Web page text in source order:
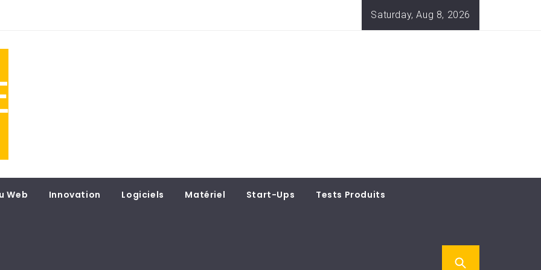
Saturday, Aug 8, 2026
Web Innovation Logiciels Matériel Start-Ups Tests Produits